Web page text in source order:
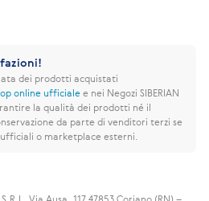
dei prodotti acquistati
online ufficialee nei Negozi SIBERIAN
la qualità dei prodotti né il
da parte di venditori terzi se
o marketplace esterni.